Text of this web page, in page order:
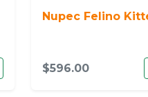
Nupec Felino
$596.00